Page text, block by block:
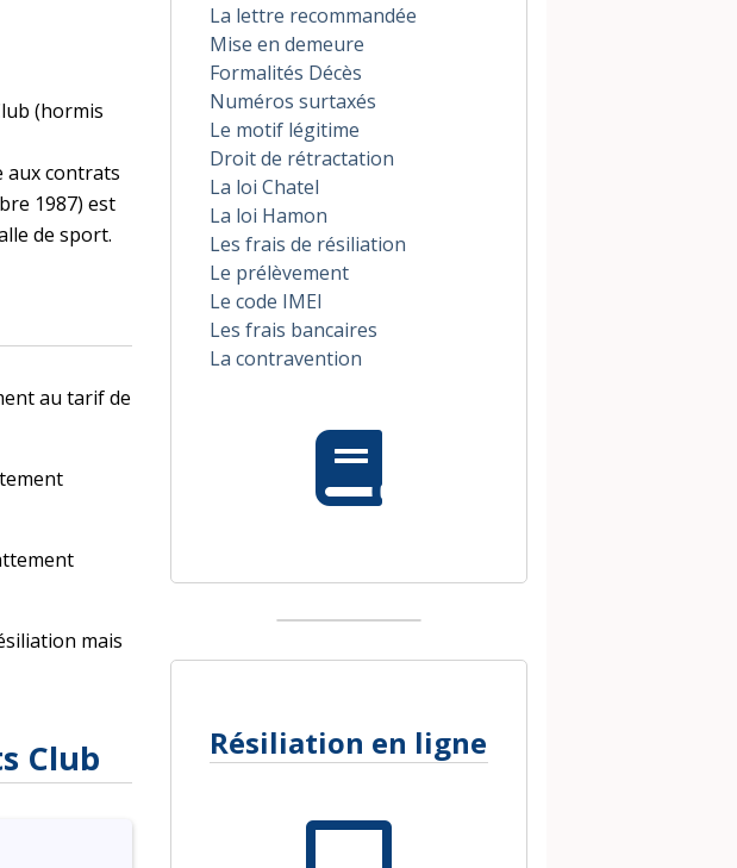
(hormis
aux contrats
1987) est
de sport.
au tarif de
mais
Club
La lettre recommandée
Mise en demeure
Formalités Décès
Numéros surtaxés
Le motif légitime
Droit de rétractation
La loi Chatel
La loi Hamon
Les frais de résiliation
Le prélèvement
Le code IMEI
Les frais bancaires
La contravention
Résiliation en ligne